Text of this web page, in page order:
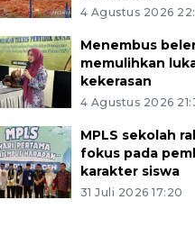
4 Agustus 2026
Menembus
memulihkan
kekerasan
4 Agustus 2026
MPLS sekolah
fokus pada
karakter siswa
31 Juli 2026 17:20